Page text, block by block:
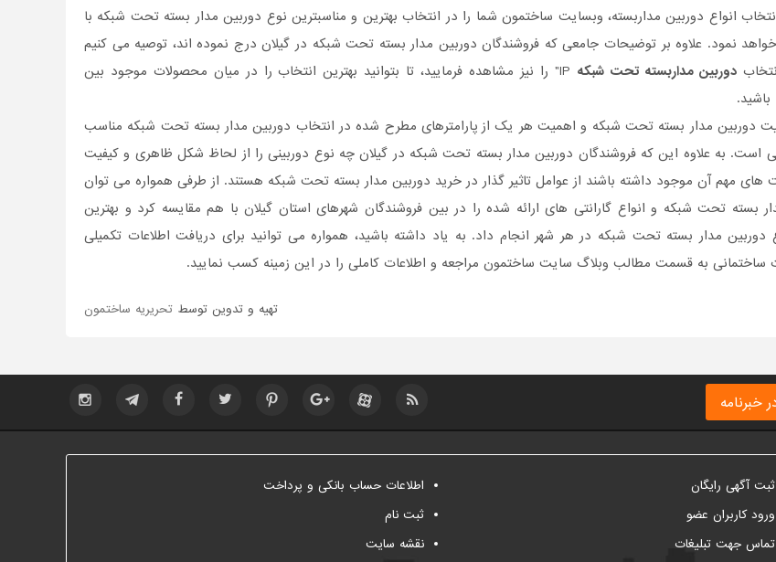
انواع دوربین مداربسته، وبسایت ساختمون شما را در انتخاب بهترین و مناسبترین نوع دوربین مدار بسته تحت شبکه با
نمود. علاوه بر توضیحات جامعی که فروشندگان دوربین مدار بسته تحت شبکه در گیلان درج نموده اند، توصیه می کنیم
دوربین مداربسته تحت شبکه
IP" را نیز مشاهده فرمایید، تا بتوانید بهترین انتخاب را در میان محصولات موجود بین
دوربین مدار بسته تحت شبکه و اهمیت هر یک از پارامترهای مطرح شده در انتخاب دوربین مدار بسته تحت شبکه مناسب
است. به علاوه این که فروشندگان دوربین مدار بسته تحت شبکه در گیلان چه نوع دوربینی را از لحاظ شکل ظاهری و کیفیت
های مهم آن موجود داشته باشند از عوامل تاثیر گذار در خرید دوربین مدار بسته تحت شبکه هستند. از طرفی همواره می توان
بسته تحت شبکه و انواع گارانتی های ارائه شده را در بین فروشندگان شهرهای استان گیلان با هم مقایسه کرد و بهترین
دوربین مدار بسته تحت شبکه در هر شهر انجام داد. به یاد داشته باشید، همواره می توانید برای دریافت اطلاعات تکمیلی
ساختمانی به قسمت مطالب وبلاگ سایت ساختمون مراجعه و اطلاعات کاملی را در این زمینه کسب نمایید.
تهیه و تدوین توسط تحریریه ساختمون
خبرنامه
ثبت آگهی رایگان
ورود کاربران عضو
تماس جهت تبلیغات
اطلاعات حساب بانکی و پرداخت
ثبت نام
نقشه سایت